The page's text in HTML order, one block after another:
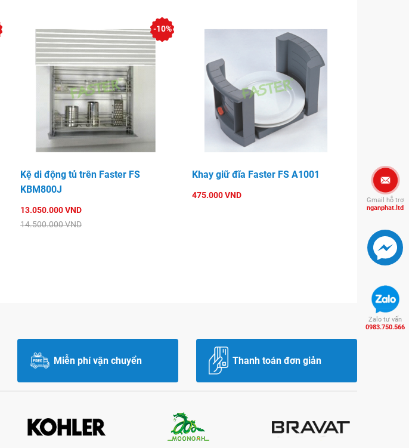
Kệ di động tủ trên Faster FS
KBM800J
13.050.000 VND
14.500.000 VND
-10%
Khay giữ đĩa Faster FS A1001
475.000 VND
Miễn phí vận chuyển Thanh toán đơn giản
Gmail hỗ trợ
nganphat.ltd
Zalo tư vấn
0983.750.566